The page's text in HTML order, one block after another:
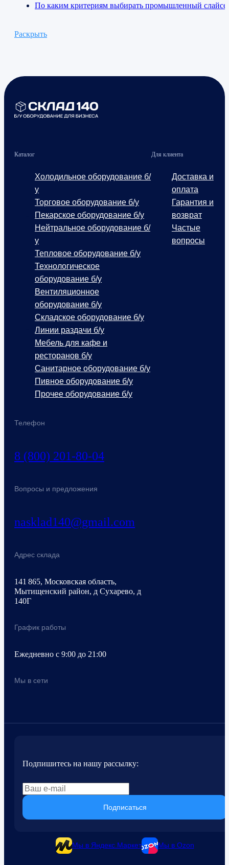
По каким критериям выбирать промышленный
Раскрыть
Телефон
8 (800) 201-80-04
Вопросы и предложения
nasklad140@gmail.com
Адрес склада
141 865, Московская область,
Мытищенский район, д Сухарево, д
140Г
График работы
Ежедневно с 9:00 до 21:00
Мы в сети
Каталог
Холодильное оборудование б/
у
Торговое оборудование б/у
Пекарское оборудование б/у
Нейтральное оборудование б/
у
Тепловое оборудование б/у
Технологическое
оборудование б/у
Вентиляционное
оборудование б/у
Складское оборудование б/у
Линии раздачи б/у
Мебель для кафе и
ресторанов б/у
Санитарное оборудование б/у
Пивное оборудование б/у
Прочее оборудование б/у
Для клиента
Доставка и
оплата
Гарантия и
возврат
Частые
вопросы
Подпишитесь на нашу рассылку:
Подписаться
Мы в Яндекс.Маркет Мы в Ozon